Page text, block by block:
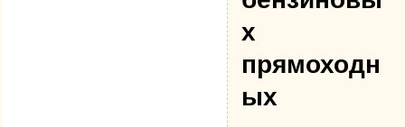
х
прямоходн
ых